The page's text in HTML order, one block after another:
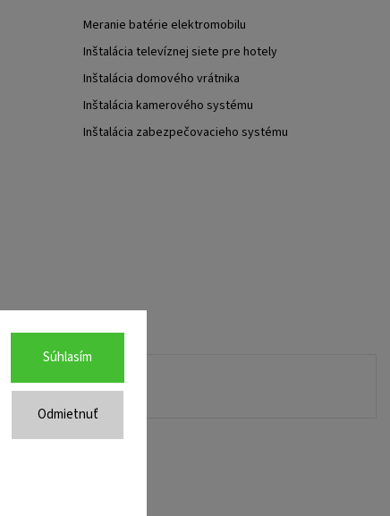
Odmietnuť
Súhlasím
Meranie batérie elektromobilu
Inštalácia televíznej siete pre hotely
Inštalácia domového vrátnika
Inštalácia kamerového systému
Inštalácia zabezpečovacieho systému